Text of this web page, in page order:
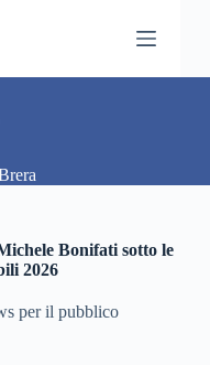
Bonifati sotto le
2026
per il pubblico